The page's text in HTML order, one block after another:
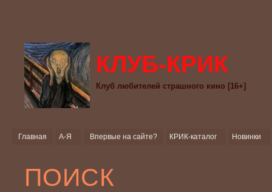
КЛУБ-КРИК
Клуб любителей страшного кино [16+]
Главная А-Я Впервые на сайте? КРИК-каталог Новинки
ПОИСК